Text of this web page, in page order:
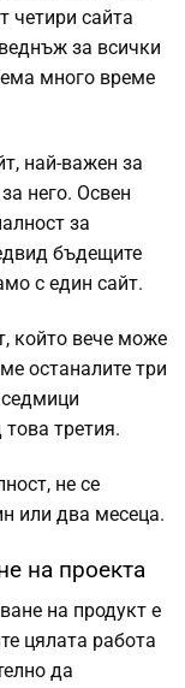
четири сайта
за всички
много време
най-важен за
него. Освен
за
бъдещите
с един сайт.
който вече може
останалите три
третия.
не се
или два месеца.
на проекта
на продукт е
цялата работа
да